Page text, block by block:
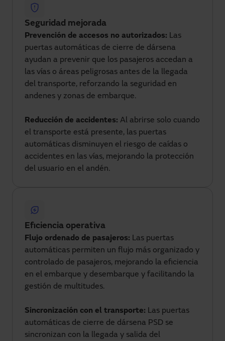
Seguridad mejorada
Prevención de accesos no autorizados: Las
puertas automáticas de cierre de dársena
ayudan a prevenir que los pasajeros accedan a
las vías o áreas peligrosas antes de la llegada
del transporte, reforzando la seguridad en
andenes y zonas de embarque.
Reducción de accidentes: Al abrirse solo cuando
el transporte está presente, las puertas
automáticas disminuyen el riesgo de caídas o
accidentes en las vías, mejorando la protección
del usuario en el andén.
Eficiencia operativa
Flujo ordenado de pasajeros: Las puertas
automáticas permiten un flujo más organizado y
controlado de pasajeros, mejorando la eficiencia
en el embarque y desembarque y facilitando la
gestión de multitudes.
Sincronización con el transporte: Las puertas
automáticas de cierre de dársena PSD se
sincronizan con la llegada y salida del